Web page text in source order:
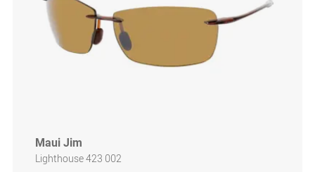
Maui Jim
Lighthouse 423 002